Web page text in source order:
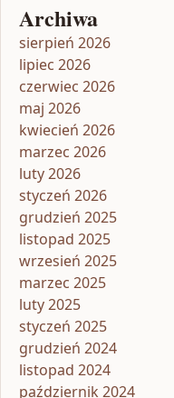
Archiwa
sierpień 2026
lipiec 2026
czerwiec 2026
maj 2026
kwiecień 2026
marzec 2026
luty 2026
styczeń 2026
grudzień 2025
listopad 2025
wrzesień 2025
marzec 2025
luty 2025
styczeń 2025
grudzień 2024
listopad 2024
październik 2024